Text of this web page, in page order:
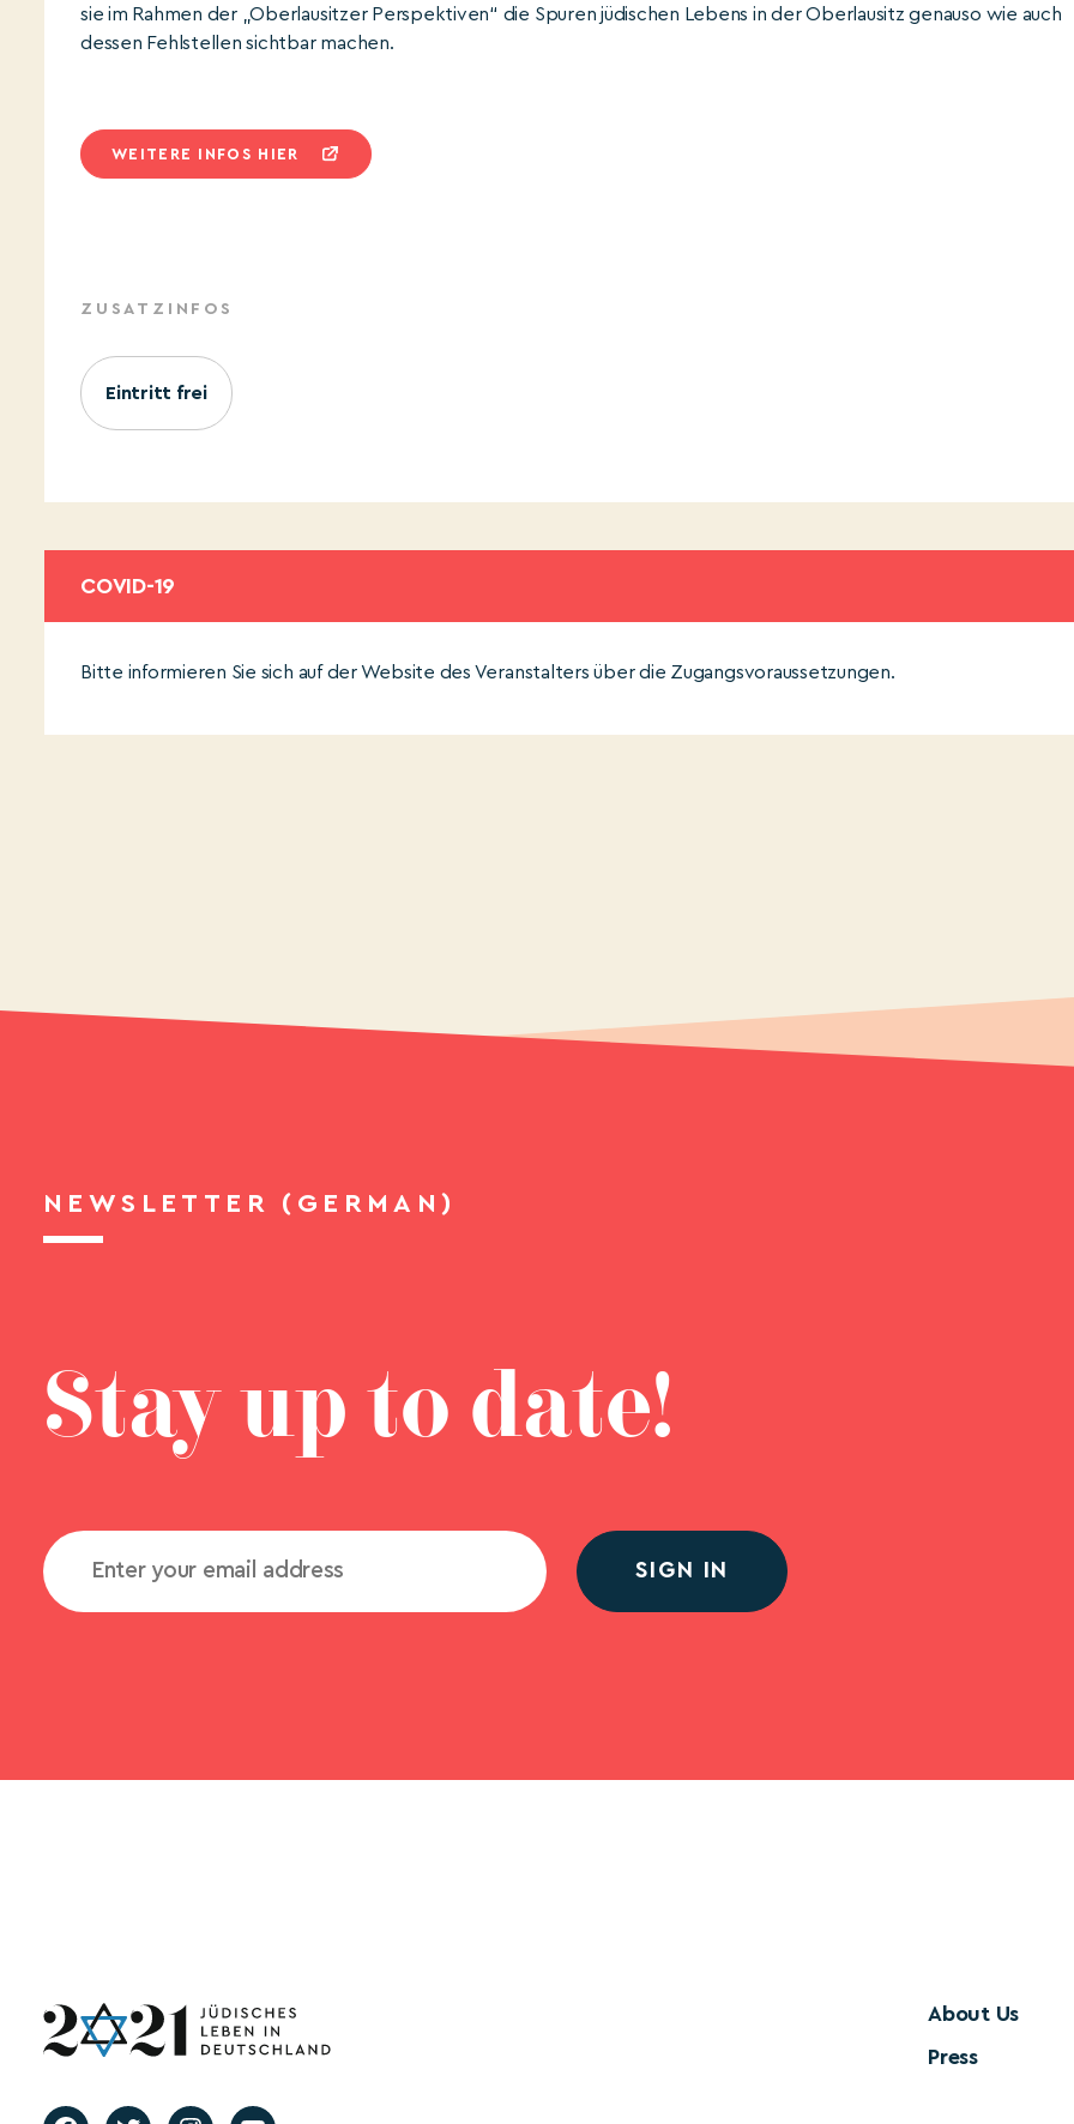
sie im Rahmen der „Oberlausitzer Perspektiven“ die Spuren jüdischen Lebens in der Oberlausitz genauso wie auch
dessen Fehlstellen sichtbar machen.
WEITERE INFOS HIER
ZUSATZINFOS
Eintritt frei
COVID-19
Bitte informieren Sie sich auf der Website des Veranstalters über die Zugangsvoraussetzungen.
NEWSLETTER (GERMAN)
Stay up to date!
SIGN IN
About Us
Press